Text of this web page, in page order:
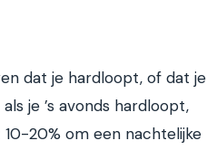
dat je hardloopt, of dat je
je ’s avonds hardloopt,
20% om een nachtelijke